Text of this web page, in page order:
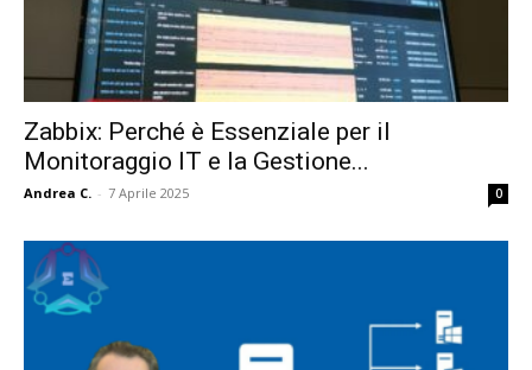
Zabbix: Perché è Essenziale per il
Monitoraggio IT e la Gestione...
Andrea C. - 7 Aprile 2025 0